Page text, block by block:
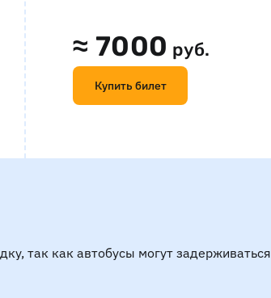
≈ 7000 руб.
Купить билет
так как автобусы могут задерживаться